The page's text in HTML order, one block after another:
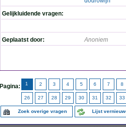
Gelijkluidende vragen:
Geplaatst door: Anoniem
Pagina: 1 2 3 4 5 6 7 8
26 27 28 29 30 31 32 33
Zoek overige vragen Lijst